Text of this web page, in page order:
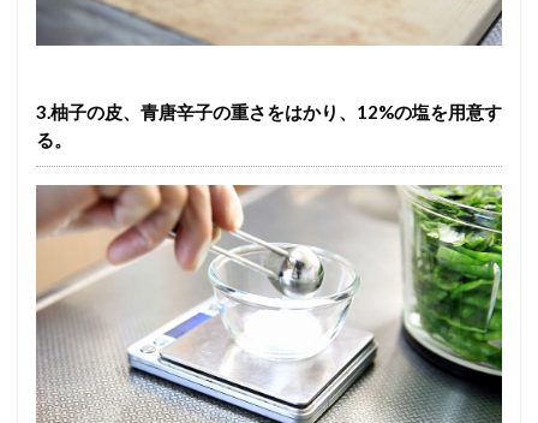
3.柚子の皮、青唐辛子の重さをはかり、12%の塩を用意す
る。